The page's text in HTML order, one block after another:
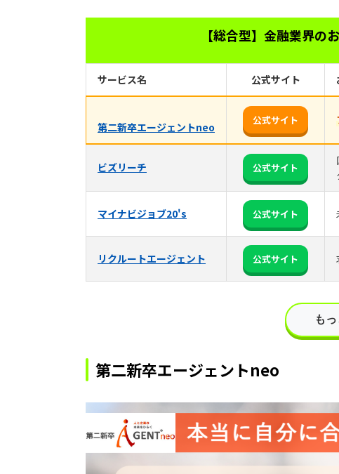
【総合型】金融業界の
サービス名 公式サイト
第二新卒エージェントneo
公式サイト
ビズリーチ 公式サイト
マイナビジョブ20's 公式サイト
リクルートエージェント 公式サイト
も
第二新卒エージェントneo